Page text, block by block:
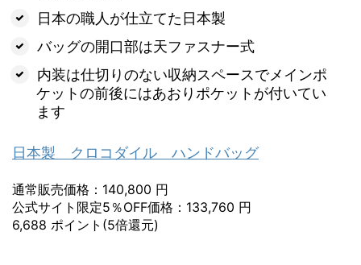
日本の職人が仕立てた日本製
バッグの開口部は天ファスナー式
内装は仕切りのない収納スペースでメインポ
ケットの前後にはあおりポケットが付いてい
ます
日本製 クロコダイル ハンドバッグ
通常販売価格：140,800 円
公式サイト限定5％OFF価格：133,760 円
6,688 ポイント(5倍還元)